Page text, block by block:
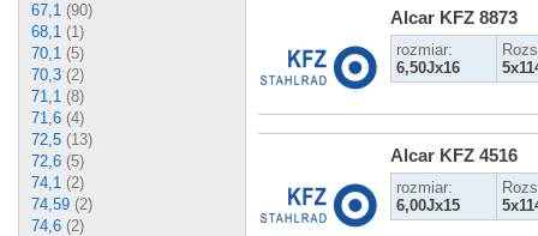
67,1 (90)
68,1 (1)
70,1 (5)
70,3 (2)
71,1 (8)
71,6 (4)
72,5 (13)
72,6 (5)
74,1 (2)
74,59 (2)
74,6 (2)
Alcar KFZ 8873
rozmiar:
6,50Jx16
Alcar KFZ 4516
rozmiar:
6,00Jx15